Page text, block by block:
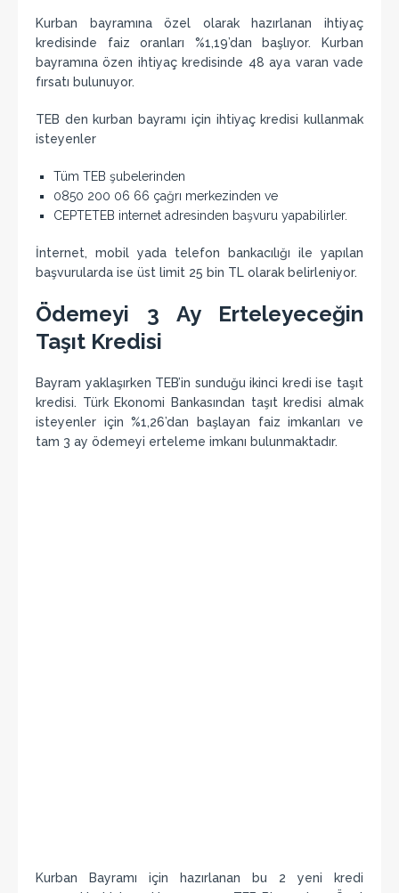
Kurban bayramına özel olarak hazırlanan ihtiyaç
kredisinde faiz oranları %1,19’dan başlıyor. Kurban
bayramına özen ihtiyaç kredisinde 48 aya varan vade
fırsatı bulunuyor.
TEB den kurban bayramı için ihtiyaç kredisi kullanmak
isteyenler
Tüm TEB şubelerinden
0850 200 06 66 çağrı merkezinden ve
CEPTETEB internet adresinden başvuru yapabilirler.
İnternet, mobil yada telefon bankacılığı ile yapılan
başvurularda ise üst limit 25 bin TL olarak belirleniyor.
Ödemeyi 3 Ay Erteleyeceğin
Taşıt Kredisi
Bayram yaklaşırken TEB’in sunduğu ikinci kredi ise taşıt
kredisi. Türk Ekonomi Bankasından taşıt kredisi almak
isteyenler için %1,26’dan başlayan faiz imkanları ve
tam 3 ay ödemeyi erteleme imkanı bulunmaktadır.
Kurban Bayramı için hazırlanan bu 2 yeni kredi